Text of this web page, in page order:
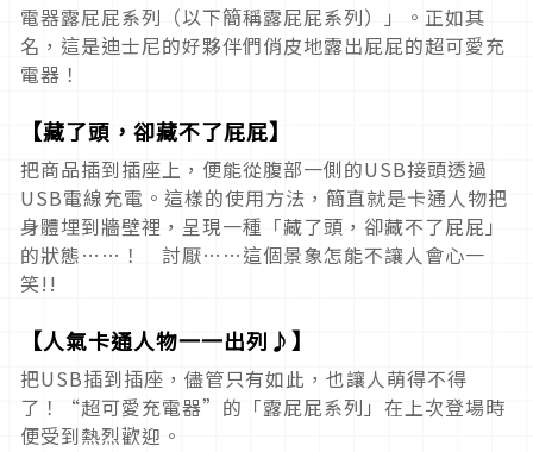
電器露屁屁系列（以下簡稱露屁屁系列）」。正如其
名，這是迪士尼的好夥伴們俏皮地露出屁屁的超可愛充
電器！
【藏了頭，卻藏不了屁屁】
把商品插到插座上，便能從腹部一側的USB接頭透過
USB電線充電。這樣的使用方法，簡直就是卡通人物把
身體埋到牆壁裡，呈現一種「藏了頭，卻藏不了屁屁」
的狀態……！ 討厭……這個景象怎能不讓人會心一
笑!!
【人氣卡通人物一一出列♪】
把USB插到插座，儘管只有如此，也讓人萌得不得
了！“超可愛充電器”的「露屁屁系列」在上次登場時
便受到熱烈歡迎。